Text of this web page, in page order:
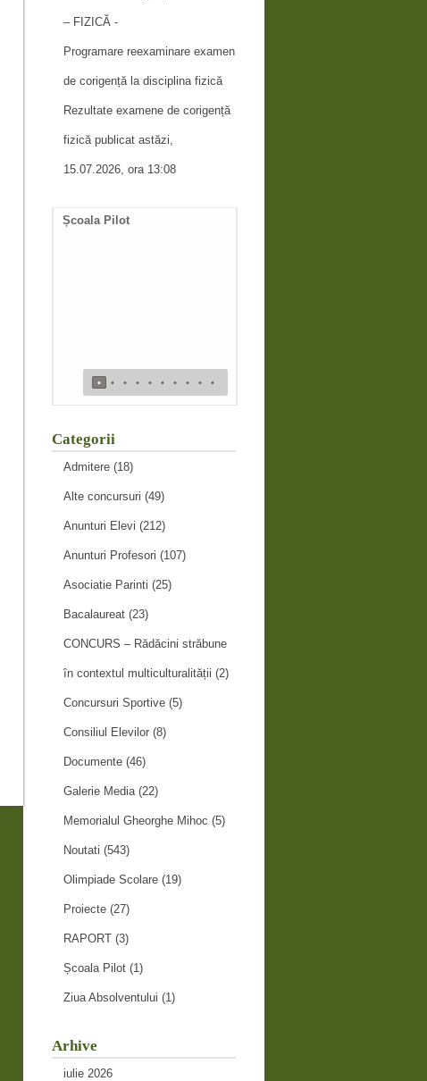
– FIZICĂ -
Programare reexaminare examen
de corigență la disciplina fizică
Rezultate examene de corigență
fizică publicat astăzi,
15.07.2026, ora 13:08
Școala Pilot
• • • • • • • • • •
Categorii
Admitere (18)
Alte concursuri (49)
Anunturi Elevi (212)
Anunturi Profesori (107)
Asociatie Parinti (25)
Bacalaureat (23)
CONCURS – Rădăcini străbune
în contextul multiculturalității (2)
Concursuri Sportive (5)
Consiliul Elevilor (8)
Documente (46)
Galerie Media (22)
Memorialul Gheorghe Mihoc (5)
Noutati (543)
Olimpiade Scolare (19)
Proiecte (27)
RAPORT (3)
Școala Pilot (1)
Ziua Absolventului (1)
Arhive
iulie 2026